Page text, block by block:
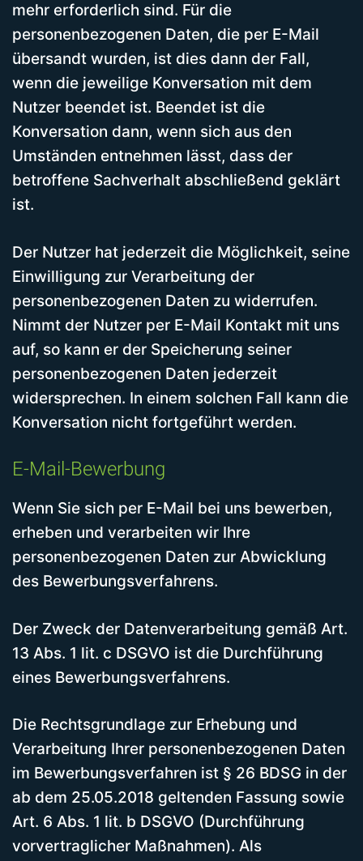
mehr erforderlich sind. Für die
personenbezogenen Daten, die per E-Mail
übersandt wurden, ist dies dann der Fall,
wenn die jeweilige Konversation mit dem
Nutzer beendet ist. Beendet ist die
Konversation dann, wenn sich aus den
Umständen entnehmen lässt, dass der
betroffene Sachverhalt abschließend geklärt
ist.
Der Nutzer hat jederzeit die Möglichkeit, seine
Einwilligung zur Verarbeitung der
personenbezogenen Daten zu widerrufen.
Nimmt der Nutzer per E-Mail Kontakt mit uns
auf, so kann er der Speicherung seiner
personenbezogenen Daten jederzeit
widersprechen. In einem solchen Fall kann die
Konversation nicht fortgeführt werden.
E-Mail-Bewerbung
Wenn Sie sich per E-Mail bei uns bewerben,
erheben und verarbeiten wir Ihre
personenbezogenen Daten zur Abwicklung
des Bewerbungsverfahrens.
Der Zweck der Datenverarbeitung gemäß Art.
13 Abs. 1 lit. c DSGVO ist die Durchführung
eines Bewerbungsverfahrens.
Die Rechtsgrundlage zur Erhebung und
Verarbeitung Ihrer personenbezogenen Daten
im Bewerbungsverfahren ist § 26 BDSG in der
ab dem 25.05.2018 geltenden Fassung sowie
Art. 6 Abs. 1 lit. b DSGVO (Durchführung
vorvertraglicher Maßnahmen). Als